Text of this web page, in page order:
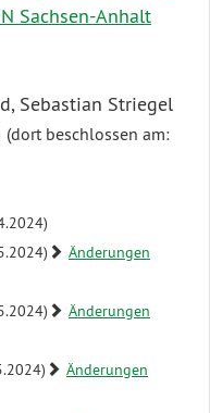
Sachsen-Anhalt
Sebastian Striegel
(dort beschlossen am:
Änderungen
Änderungen
Änderungen